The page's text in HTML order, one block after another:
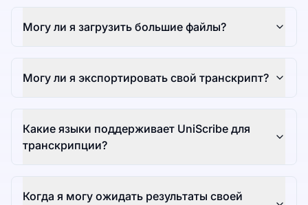
Могу ли я загрузить большие файлы?
Могу ли я экспортировать свой транскрипт?
Какие языки поддерживает UniScribe для
транскрипции?
Когда я могу ожидать результаты своей